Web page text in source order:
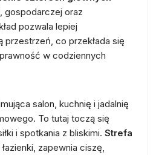
gospodarczej oraz
pozwala lepiej
przestrzeń, co przekłada się
w codziennych
salon, kuchnię i jadalnię
To tutaj toczą się
i spotkania z bliskimi. Strefa
zapewnia ciszę,